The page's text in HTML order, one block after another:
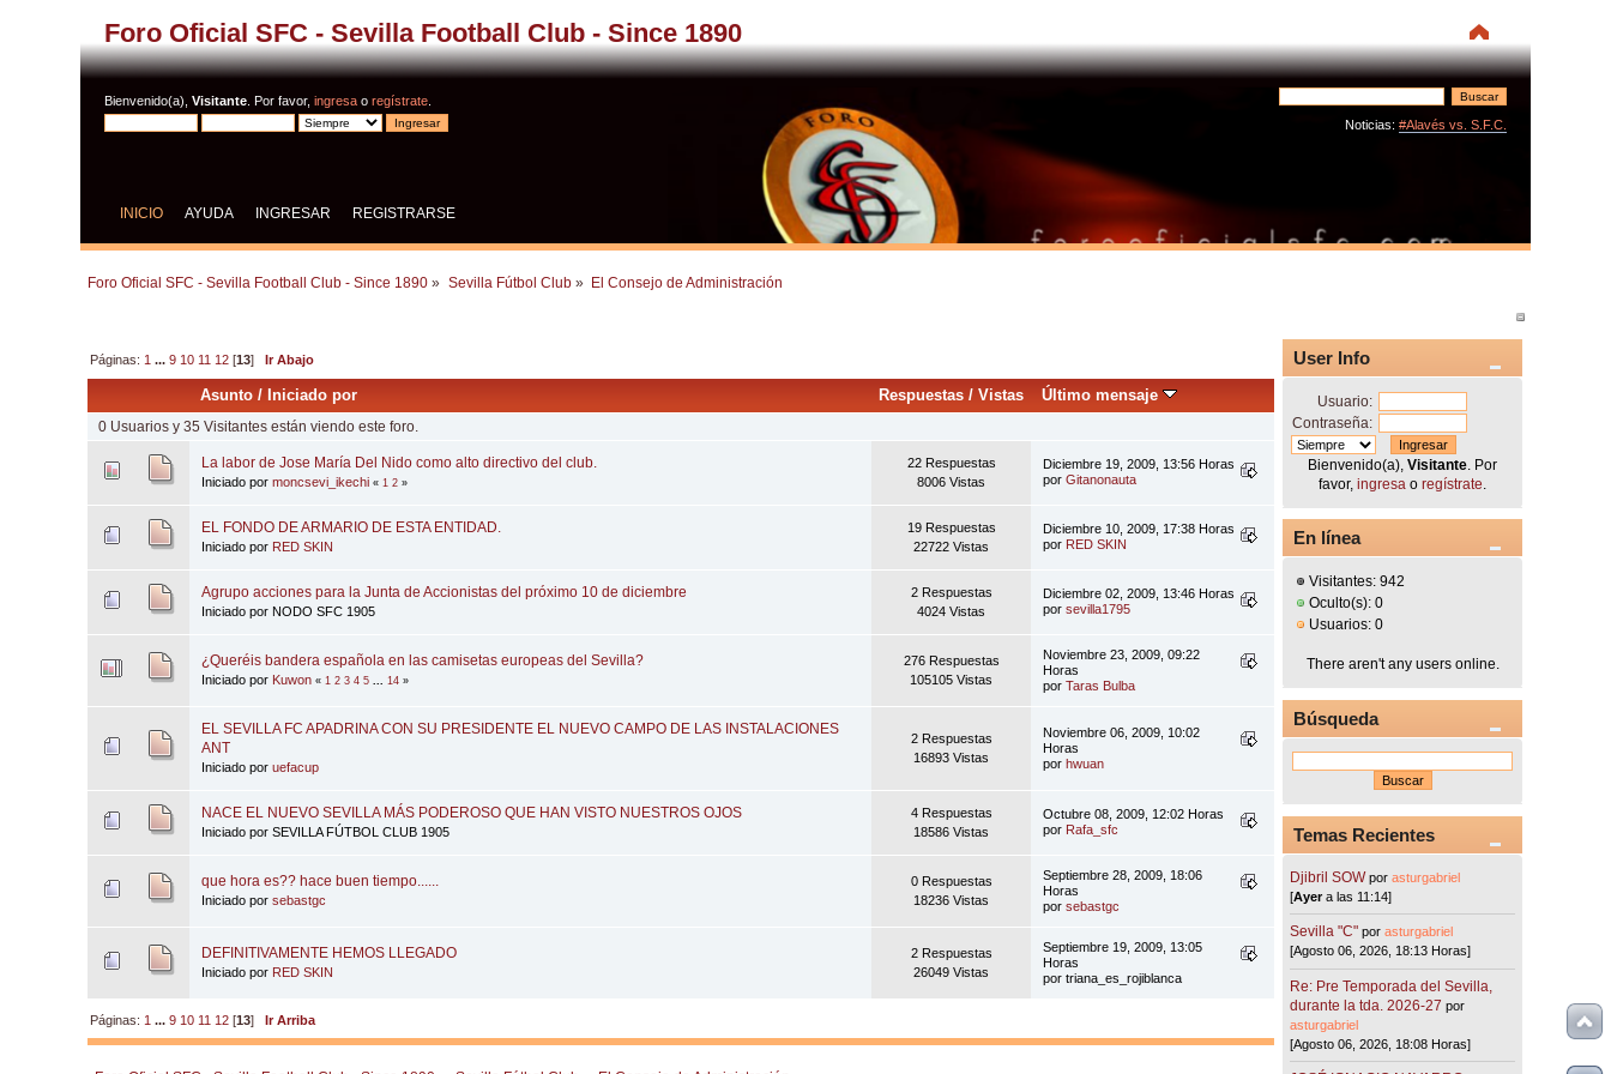
Foro Oficial SFC - Sevilla Football Club - Since 1890
Bienvenido(a),Visitante . Por favor,ingresa oregístrate
Noticias: #Alavés vs. S.F.C.
INICIO AYUDA INGRESAR REGISTRARSE
Foro Oficial SFC - Sevilla Football Club - Since 1890 » Sevilla Fútbol Club» El Consejo de Administración
Páginas: 1 ...9 10 11 12 [13]Ir Abajo
Asunto /Iniciado por Respuestas /Vistas Último mensaje
0 Usuarios y 35 Visitantes están viendo este foro.
La labor de Jose María Del Nido como alto directivo del club.
Iniciado pormoncsevi_ikechi «1 2 »
22 Respuestas
8006 Vistas
Diciembre 19, 2009, 13:56 Horas
porGitanonauta
EL FONDO DE ARMARIO DE ESTA ENTIDAD.
Iniciado por RED SKIN
19 Respuestas
22722 Vistas
Diciembre 10, 2009, 17:38 Horas
por RED SKIN
Agrupo acciones para la Junta de Accionistas del próximo 10 de diciembre
Iniciado por NODO SFC 1905
2 Respuestas
4024 Vistas
Diciembre 02, 2009, 13:46 Horas
porsevilla1795
¿Queréis bandera española en las camisetas europeas del Sevilla?
Iniciado por Kuwon «1 2 3 4 5 ...14 »
276 Respuestas
105105 Vistas
Noviembre 23, 2009, 09:22
Horas
porTaras Bulba
EL SEVILLA FC APADRINA CON SU PRESIDENTE EL NUEVO CAMPO DE LAS INSTALACIONES
ANT
Iniciado poruefacup
2 Respuestas
16893 Vistas
Noviembre 06, 2009, 10:02
Horas
porhwuan
NACE EL NUEVO SEVILLA MÁS PODEROSO QUE HAN VISTO NUESTROS OJOS
Iniciado por SEVILLA FÚTBOL CLUB 1905
4 Respuestas
18586 Vistas
Octubre 08, 2009, 12:02 Horas
por Rafa_sfc
que hora es?? hace buen tiempo......
Iniciado porsebastgc
0 Respuestas
18236 Vistas
Septiembre 28, 2009, 18:06
Horas
porsebastgc
DEFINITIVAMENTE HEMOS LLEGADO
Iniciado por RED SKIN
2 Respuestas
26049 Vistas
Septiembre 19, 2009, 13:05
Horas
por triana_es_rojiblanca
Páginas: 1 ...9 10 11 12 [13]Ir Arriba
User Info
Usuario:
Contraseña:
Bienvenido(a),Visitante . Por
favor,ingresa oregístrate
En línea
Visitantes: 942
Oculto(s): 0
Usuarios: 0
There aren't any users online.
Búsqueda
Temas Recientes
Djibril SOW porasturgabriel
[Ayera las 11:14]
Sevilla "C"porasturgabriel
[Agosto 06, 2026, 18:13 Horas]
Re: Pre Temporada del Sevilla,
durante la tda. 2026-27 por
asturgabriel
[Agosto 06, 2026, 18:08 Horas]